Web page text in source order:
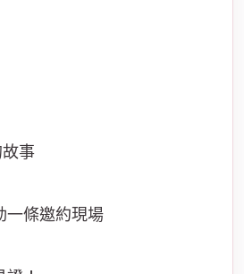
事
一條邀約現場